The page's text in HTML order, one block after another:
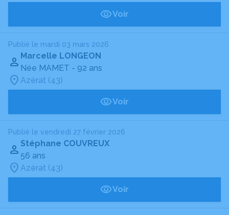
Voir
Publié le mardi 03 mars 2026
Marcelle LONGEON
Née MAMET - 92 ans
Azérat (43)
Voir
Publié le vendredi 27 février 2026
Stéphane COUVREUX
56 ans
Azérat (43)
Voir